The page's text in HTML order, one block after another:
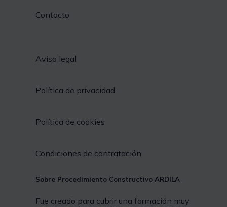
Contacto
Aviso legal
Política de privacidad
Política de cookies
Condiciones de contratación
Sobre Procedimiento Constructivo ARDILA
Fue creado para cubrir una formación muy